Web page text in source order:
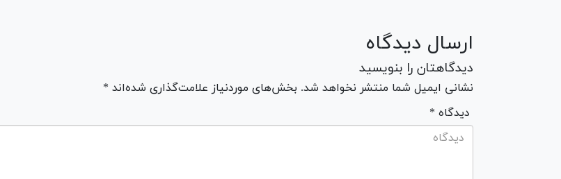
ارسال دیدگاه
دیدگاهتان را بنویسید
نشانی ایمیل شما منتشر نخواهد شد. بخش‌های موردنیاز علامت‌گذاری شده‌اند *
* دیدگاه